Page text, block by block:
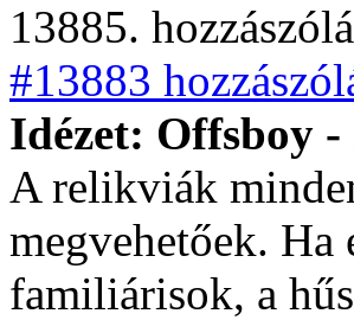
13885.
#13883
Idézet: Offsboy -
A relikviák
megvehetőek.
familiárisok, a